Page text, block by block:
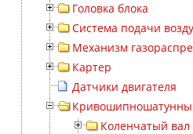
Головка блока
Система подачи
Механизм
Картер
Датчики двигателя
Коленчатый вал